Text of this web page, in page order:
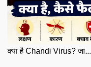
क्या है Chandi Virus? जा...